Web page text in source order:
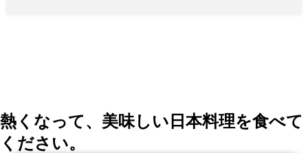
るテーブル個室をご用意しております 中規模のご宴会
やご会食に是非ご利用くださいませ
熱くなって、美味しい日本料理を食べて
ください。